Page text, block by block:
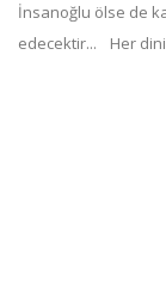
İnsanoğlu ölse de
edecektir... Her